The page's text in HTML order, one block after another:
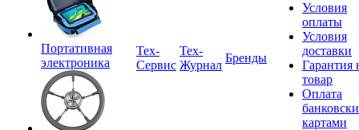
Портативная
электроника
Tex-
Сервис
Тех-
Журнал
Бренды
Условия
оплаты
Условия
доставки
Гарантия
товар
Оплата
картами